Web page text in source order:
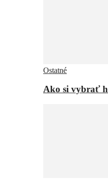
Ostatné
Ako si vybrať